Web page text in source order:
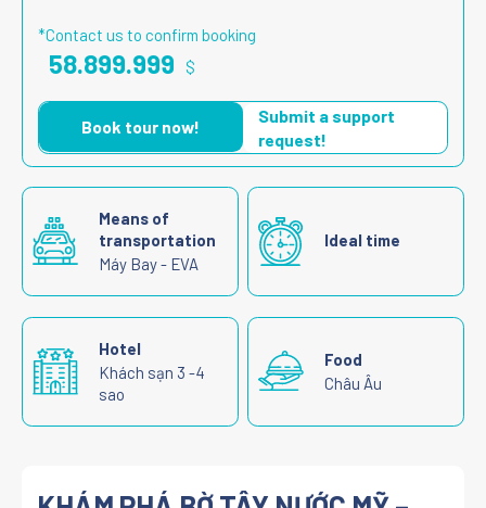
Means of
transportation
Máy Bay - EVA
Ideal time
Hotel
Khách sạn 3 -4
sao
Food
Châu Âu
*Contact us to confirm booking
58.899.999 $
Book tour now!
Submit a support
request!